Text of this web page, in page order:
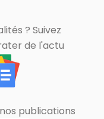
? Suivez
de l'actu
publications